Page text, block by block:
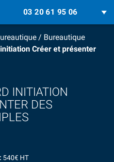
03 20 61 95 06
/ Bureautique
Créer et présenter
INITIATION
DES
540€ HT